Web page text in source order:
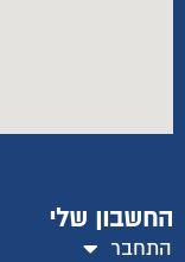
החשבון שלי
התחבר